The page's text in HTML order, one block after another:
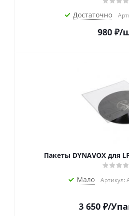
Достаточно
980 ₽/
Пакеты DYNAVOX для
Мало Артикул:
3 650₽/